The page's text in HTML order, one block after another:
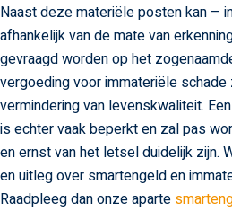
Naast deze materiële posten kan –
afhankelijk van de mate van
gevraagd worden op het
vergoeding voor immateriële
vermindering van levenskwaliteit. Een
is echter vaak beperkt en zal pas
en ernst van het letsel duidelijk zijn.
en uitleg over smartengeld en
Raadpleeg dan onze aparte